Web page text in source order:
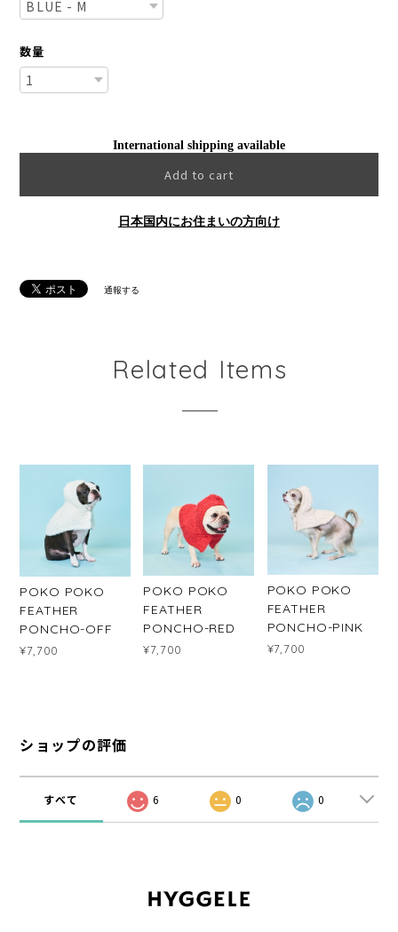
数量
International shipping available
Add to cart
日本国内にお住まいの方向け
通報する
Related Items
POKO POKO
FEATHER
PONCHO-OFF
¥7,700
POKO POKO
FEATHER
PONCHO-RED
¥7,700
POKO POKO
FEATHER
PONCHO-PINK
¥7,700
ショップの評価
すべて 6 0 0